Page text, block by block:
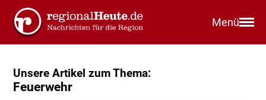
Menü
Unsere Artikel zum Thema:
Feuerwehr